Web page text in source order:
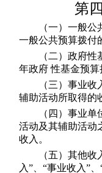
第
（一）一般
一般公共预算拨付
（二）政府
年政府 性基金预算
（三）事业
辅助活动所取得的
（四）事业
活动及其辅助活动
收入。
（五）其他
入”、“事业收入”